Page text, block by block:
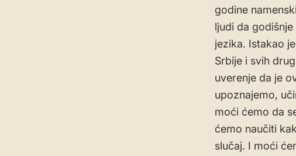
godine
ljudi da
jezika. Istakao
Srbije i svih
uverenje da je
upoznajemo,
moći ćemo da
ćemo naučiti
slučaj. I moći